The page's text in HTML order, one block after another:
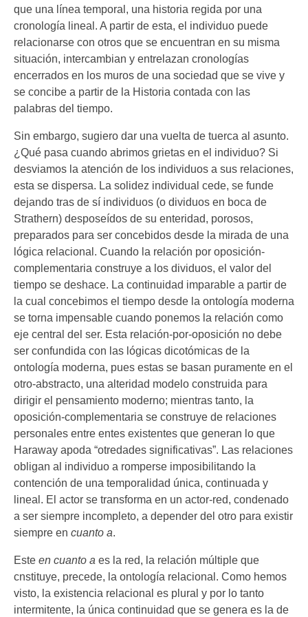
que una línea temporal, una historia regida por una
cronología lineal. A partir de esta, el individuo puede
relacionarse con otros que se encuentran en su misma
situación, intercambian y entrelazan cronologías
encerrados en los muros de una sociedad que se vive y
se concibe a partir de la Historia contada con las
palabras del tiempo.
Sin embargo, sugiero dar una vuelta de tuerca al asunto.
¿Qué pasa cuando abrimos grietas en el individuo? Si
desviamos la atención de los individuos a sus relaciones,
esta se dispersa. La solidez individual cede, se funde
dejando tras de sí individuos (o dividuos en boca de
Strathern) desposeídos de su enteridad, porosos,
preparados para ser concebidos desde la mirada de una
lógica relacional. Cuando la relación por oposición-
complementaria construye a los dividuos, el valor del
tiempo se deshace. La continuidad imparable a partir de
la cual concebimos el tiempo desde la ontología moderna
se torna impensable cuando ponemos la relación como
eje central del ser. Esta relación-por-oposición no debe
ser confundida con las lógicas dicotómicas de la
ontología moderna, pues estas se basan puramente en el
otro-abstracto, una alteridad modelo construida para
dirigir el pensamiento moderno; mientras tanto, la
oposición-complementaria se construye de relaciones
personales entre entes existentes que generan lo que
Haraway apoda “otredades significativas”. Las relaciones
obligan al individuo a romperse imposibilitando la
contención de una temporalidad única, continuada y
lineal. El actor se transforma en un actor-red, condenado
a ser siempre incompleto, a depender del otro para existir
siempre en cuanto a.
Este en cuanto a es la red, la relación múltiple que
cnstituye, precede, la ontología relacional. Como hemos
visto, la existencia relacional es plural y por lo tanto
intermitente, la única continuidad que se genera es la de